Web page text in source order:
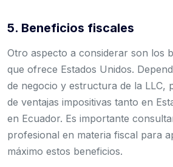
5. Beneficios fiscales
Otro aspecto a considerar son los
que ofrece Estados Unidos.
de negocio y estructura de la LLC,
de ventajas impositivas tanto en
en Ecuador. Es importante
profesional en materia fiscal para
máximo estos beneficios.